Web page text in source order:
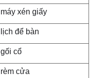
máy xén giấy
lịch để bàn
gối cổ
rèm cửa